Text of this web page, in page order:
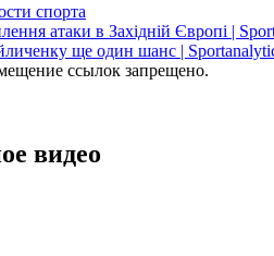
спорта
атаки в Західній Європі |
ще один шанс |
ссылок запрещено.
видео